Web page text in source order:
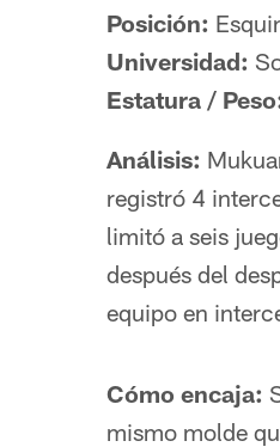
Posición:
Universidad:
Estatura /
Análisis:
registró 4
limitó a seis
después del
equipo en
Cómo encaja:
mismo molde